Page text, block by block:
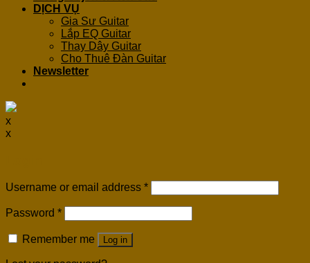
DỊCH VỤ
Gia Sư Guitar
Lắp EQ Guitar
Thay Dây Guitar
Cho Thuê Đàn Guitar
Newsletter
x
x
Username or email address *
Password *
Remember me Log in